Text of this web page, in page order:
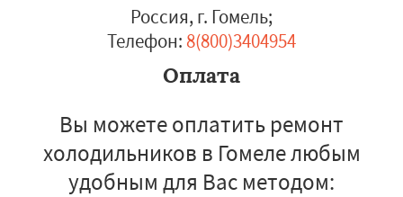
Россия, г. Гомель;
Телефон: 8(800)3404954
Оплата
Вы можете оплатить ремонт
холодильников в Гомеле любым
удобным для Вас методом: